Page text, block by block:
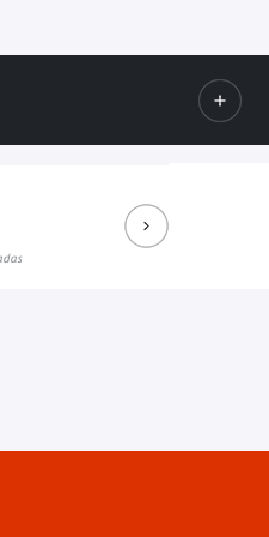
de lecture J. Kerchache
Aux éditions du Seuil